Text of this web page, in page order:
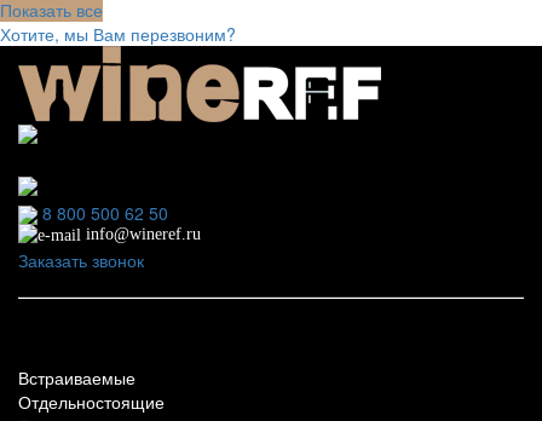
Показать все
Хотите, мы Вам перезвоним?
8 800 500 62 50
info@wineref.ru
Заказать звонок
Встраиваемые
Отдельностоящие